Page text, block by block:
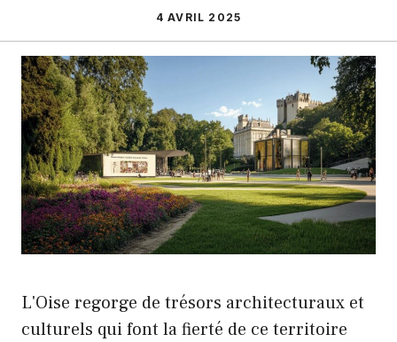
4 AVRIL 2025
L'Oise regorge de trésors architecturaux et
culturels qui font la fierté de ce territoire